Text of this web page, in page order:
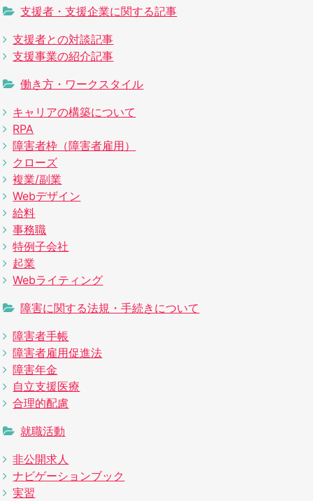
支援者・支援企業に関する記事
支援者との対談記事
支援事業の紹介記事
働き方・ワークスタイル
キャリアの構築について
RPA
障害者枠（障害者雇用）
クローズ
複業/副業
Webデザイン
給料
事務職
特例子会社
起業
Webライティング
障害に関する法規・手続きについて
障害者手帳
障害者雇用促進法
障害年金
自立支援医療
合理的配慮
就職活動
非公開求人
ナビゲーションブック
実習